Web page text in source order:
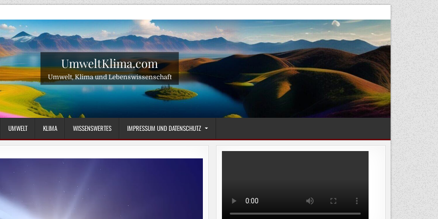
UmweltKlima.com
Umwelt, Klima und Lebenswissenschaft
UMWELT KLIMA WISSENSWERTES IMPRESSUM UND DATENSCHUTZ